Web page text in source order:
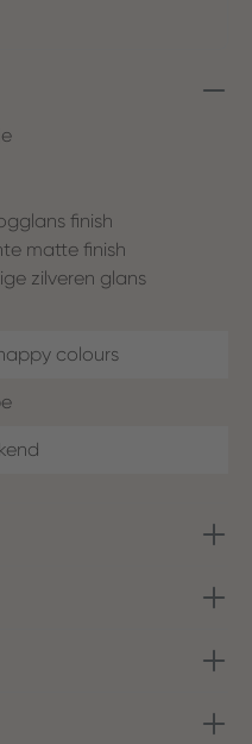
finish
matte finish
zilveren glans
colours